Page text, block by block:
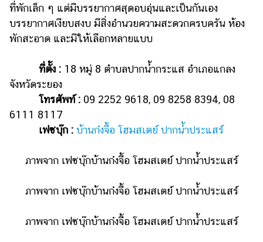
ที่พักเล็ก ๆ แต่มีบรรยากาศสุดอบอุ่นและเป็นกันเอง
บรรยากาศเงียบสงบ มีสิ่งอำนวยความสะดวกครบครัน ห้อง
พักสะอาด และมีให้เลือกหลายแบบ
ที่ตั้ง : 18 หมู่ 8 ตำบลปากน้ำกระแส อำเภอแกลง
จังหวัดระยอง
โทรศัพท์ : 09 2252 9618, 09 8258 8394, 08
6111 8117
เฟซบุ๊ก : บ้านก๋งจื้อ โฮมสเตย์ ปากน้ำประแสร์
ภาพจาก เฟซบุ๊กบ้านก๋งจื้อ โฮมสเตย์ ปากน้ำประแสร์
ภาพจาก เฟซบุ๊กบ้านก๋งจื้อ โฮมสเตย์ ปากน้ำประแสร์
ภาพจาก เฟซบุ๊กบ้านก๋งจื้อ โฮมสเตย์ ปากน้ำประแสร์